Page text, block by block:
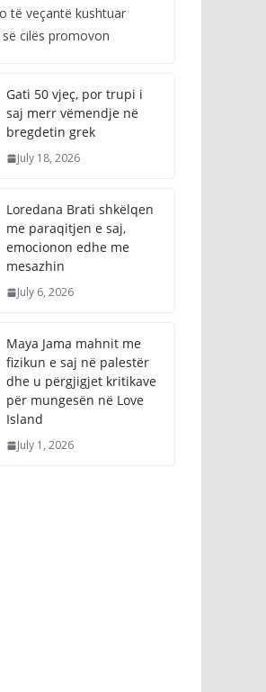
të veçantë kushtuar
cilës promovon
Gati 50 vjeç, por trupi i
saj merr vëmendje në
bregdetin grek
July 18, 2026
Loredana Brati shkëlqen
me paraqitjen e saj,
emocionon edhe me
mesazhin
July 6, 2026
Maya Jama mahnit me
fizikun e saj në palestër
dhe u përgjigjet kritikave
për mungesën në Love
Island
July 1, 2026